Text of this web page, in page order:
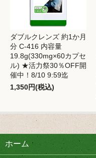
ダブルクレンズ 約1か月
分 C-416 内容量
19.8g(330mg×60カプセ
ル) ★活力祭30％OFF開
催中！8/10 9:59迄
1,350円(税込)
ホーム